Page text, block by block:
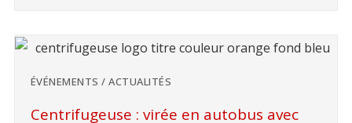
ÉVÉNEMENTS / ACTUALITÉS
Centrifugeuse : virée en autobus avec